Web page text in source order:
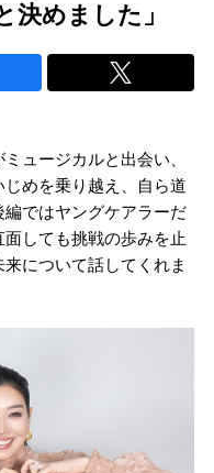
決めました」
ュージカルと出会い、
めを乗り越え、自ら道
ではヤングケアラーだ
しても挑戦の歩みを止
について話してくれま